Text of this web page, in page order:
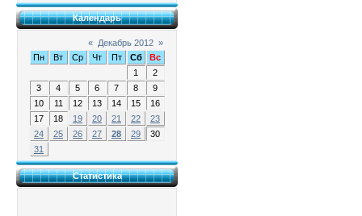
Календарь
« Декабрь 2012 »
Пн
Вт Ср Чт Пт Сб
Вс
1
2
3
4 5 6 7 8
9
10
11 12 13 14 15
16
17
18 19 20 21 22
23
24
25 26 27 28 29
30
31
Статистика